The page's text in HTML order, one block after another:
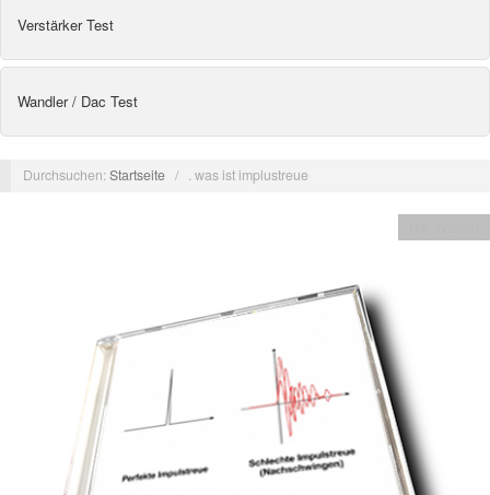
Verstärker Test
Wandler / Dac Test
Durchsuchen:Startseite / . was ist implustreue